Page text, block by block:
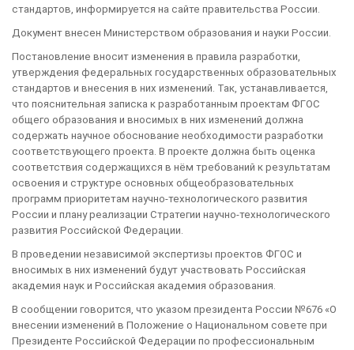
стандартов, информируется на сайте правительства России.
Документ внесен Министерством образования и науки России.
Постановление вносит изменения в правила разработки,
утверждения федеральных государственных образовательных
стандартов и внесения в них изменений. Так, устанавливается,
что пояснительная записка к разработанным проектам ФГОС
общего образования и вносимых в них изменений должна
содержать научное обоснование необходимости разработки
соответствующего проекта. В проекте должна быть оценка
соответствия содержащихся в нём требований к результатам
освоения и структуре основных общеобразовательных
программ приоритетам научно-технологического развития
России и плану реализации Стратегии научно-технологического
развития Российской Федерации.
В проведении независимой экспертизы проектов ФГОС и
вносимых в них изменений будут участвовать Российская
академия наук и Российская академия образования.
В сообщении говорится, что указом президента России №676 «О
внесении изменений в Положение о Национальном совете при
Президенте Российской Федерации по профессиональным